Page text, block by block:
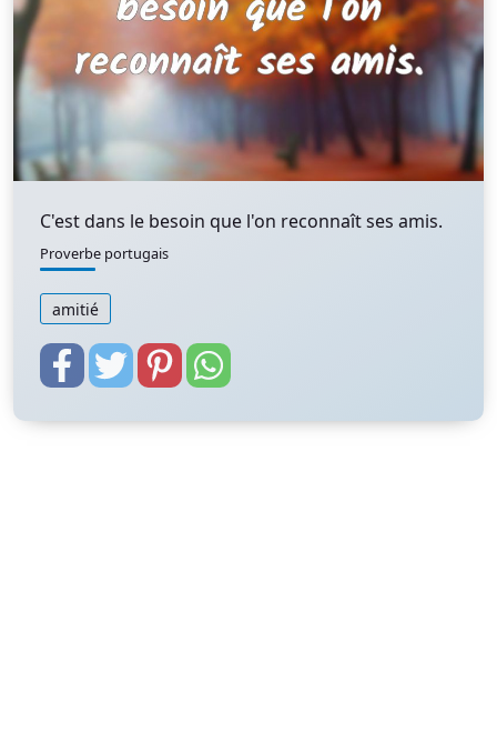
C'est dans le besoin que l'on reconnaît ses amis.
Proverbe portugais
amitié